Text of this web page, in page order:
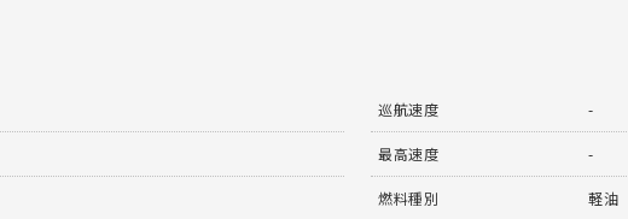
巡航速度 -
最高速度 -
燃料種別 軽油